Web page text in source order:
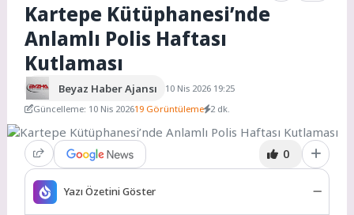
Kartepe Kütüphanesi’nde
Anlamlı Polis Haftası
Kutlaması
Beyaz Haber Ajansı
10 Nis 2026 19:25
Güncelleme: 10 Nis 202619 Görüntüleme 2 dk.
0
Yazı Özetini Göster